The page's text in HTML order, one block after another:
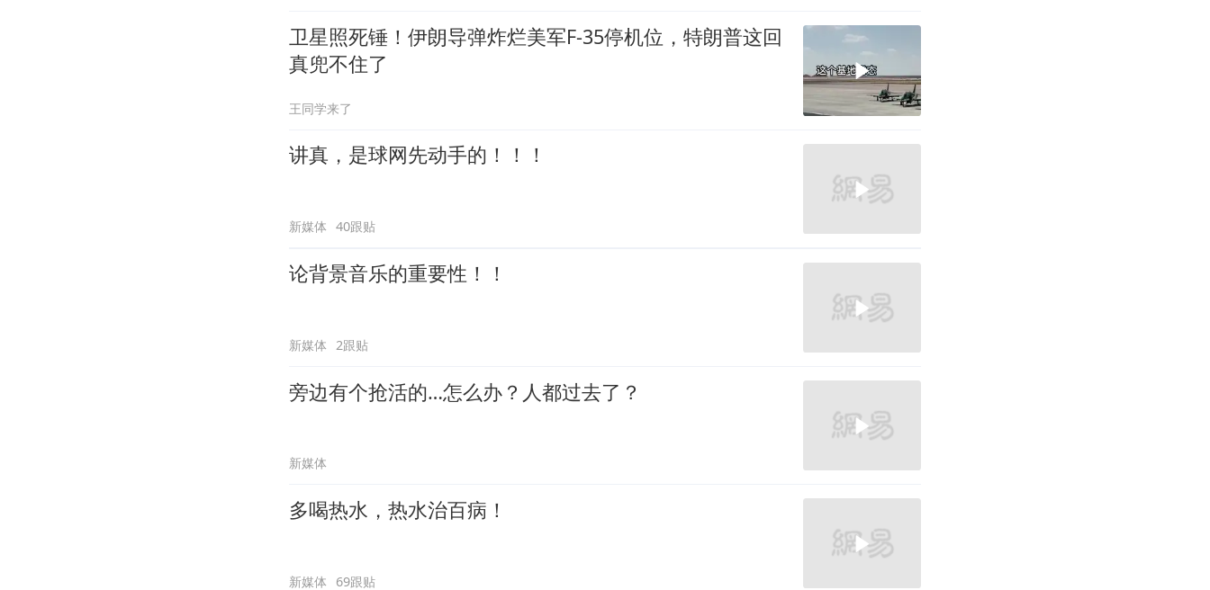
卫星照死锤！伊朗导弹炸烂美军F-35停机位，特朗普这回
真兜不住了
王同学来了
讲真，是球网先动手的！！！
新媒体 40跟贴
论背景音乐的重要性！！
新媒体 2跟贴
旁边有个抢活的…怎么办？人都过去了？
新媒体
多喝热水，热水治百病！
新媒体 69跟贴